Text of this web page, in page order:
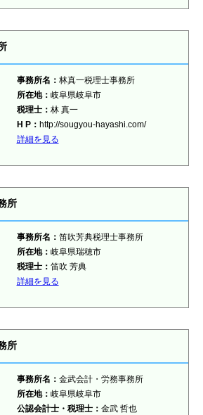
事務所名： 林真一税理士事務所
所在地： 岐阜県岐阜市
税理士： 林 真一
H P： http://sougyou-hayashi.com/
詳細を見る
所
事務所名： 笛吹芳典税理士事務所
所在地： 岐阜県瑞穂市
税理士： 笛吹 芳典
詳細を見る
所
事務所名： 金武会計・労務事務所
所在地： 岐阜県岐阜市
公認会計士・税理士： 金武 哲也